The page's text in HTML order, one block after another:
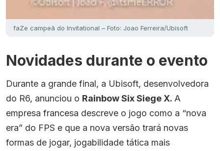
faZe campeã do Invitational – Foto: Joao Ferreira/Ubisoft
Novidades durante o evento
Durante a grande final, a Ubisoft, desenvolvedora
do R6, anunciou o Rainbow Six Siege X. A
empresa francesa descreve o jogo como a “nova
era” do FPS e que a nova versão trará novas
formas de jogar, jogabilidade tática mais